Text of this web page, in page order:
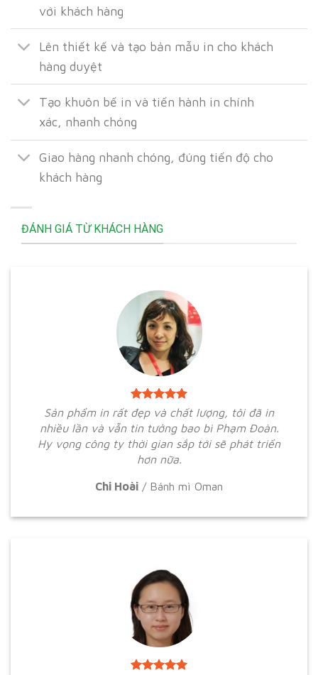
với khách hàng
Lên thiết kế và tạo bản mẫu in cho khách
hàng duyệt
Tạo khuôn bế in và tiến hành in chính
xác, nhanh chóng
Giao hàng nhanh chóng, đúng tiến độ cho
khách hàng
ĐÁNH GIÁ TỪ KHÁCH HÀNG
Sản phẩm in rất đẹp và chất lượng, tôi đã in
nhiều lần và vẫn tin tưởng bao bì Phạm Đoàn.
Hy vọng công ty thời gian sắp tới sẽ phát triển
hơn nữa.
Chi Hoài / Bánh mì Oman